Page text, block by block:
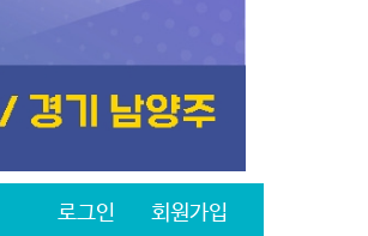
로그인 회원가입